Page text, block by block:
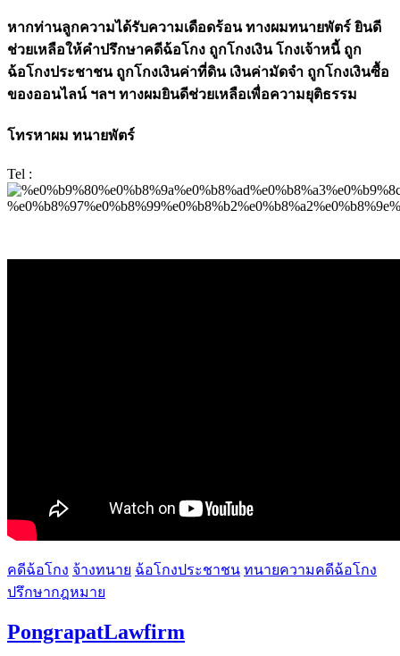
หากท่านลูกความได้รับความเดือดร้อน ทางผมทนายพัตร์ ยินดี
ช่วยเหลือให้คำปรึกษาคดีฉ้อโกง ถูกโกงเงิน โกงเจ้าหนี้ ถูก
ฉ้อโกงประชาชน ถูกโกงเงินค่าที่ดิน เงินค่ามัดจำ ถูกโกงเงินซื้อ
ของออนไลน์ ฯลฯ ทางผมยินดีช่วยเหลือเพื่อความยุติธรรม
โทรหาผม ทนายพัตร์
Tel :
คดีฉ้อโกง จ้างทนาย ฉ้อโกงประชาชน ทนายความคดีฉ้อโกง
ปรึกษากฎหมาย
PongrapatLawfirm